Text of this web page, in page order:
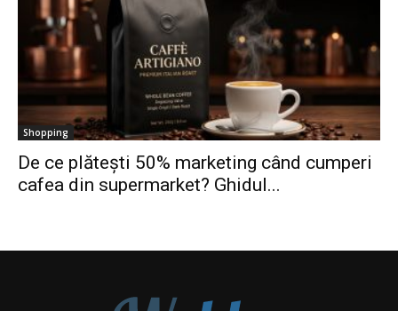
Shopping
De ce plătești 50% marketing când cumperi
cafea din supermarket? Ghidul...